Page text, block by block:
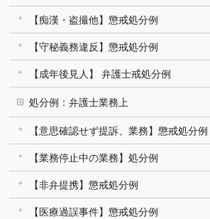
【痴漢・盗撮他】懲戒処分例
【守秘義務違反】懲戒処分例
【成年後見人】 弁護士戒処分例
処分例：弁護士業務上
【意思確認せず提訴、業務】懲戒処分例
【業務停止中の業務】処分例
【非弁提携】懲戒処分例
【医療過誤事件】懲戒処分例